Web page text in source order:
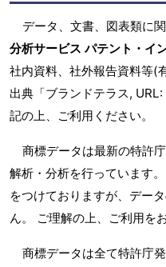
データ、文書、図表類に
分析サービス パテント・イ
社内資料、社外報告資料等(
出典「ブランドテラス, URL:
記の上、ご利用ください。
商標データは最新の特許
解析・分析を行っています
をつけておりますが、デー
ん。 ご理解の上、ご利用を
商標データは全て特許庁